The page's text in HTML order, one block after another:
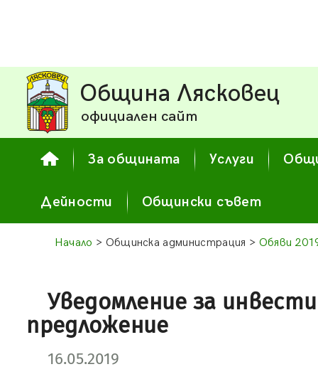
Община Лясковец
официален сайт
За общината Услуги
Дейности Общински съвет
Начало > Общинска администрация > Обяви
Уведомление за
предложение
16.05.2019